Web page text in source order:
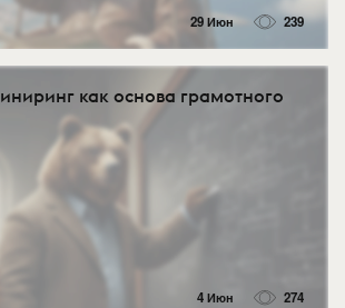
29 Июн 239
как основа грамотного
4 Июн 274